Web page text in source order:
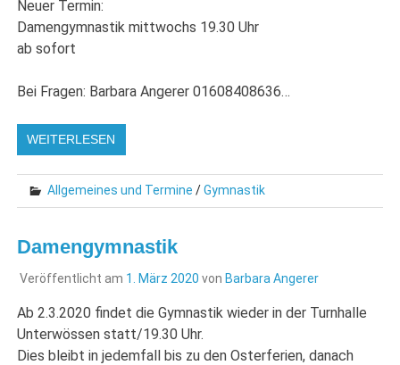
Neuer Termin:
Damengymnastik mittwochs 19.30 Uhr
ab sofort
Bei Fragen: Barbara Angerer 01608408636…
WEITERLESEN
Allgemeines und Termine /Gymnastik
Damengymnastik
Veröffentlicht am 1. März 2020 von Barbara Angerer
Ab 2.3.2020 findet die Gymnastik wieder in der Turnhalle
Unterwössen statt/19.30 Uhr.
Dies bleibt in jedemfall bis zu den Osterferien, danach